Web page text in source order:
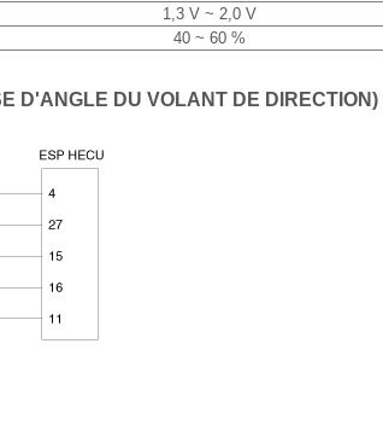
1,3 V ~ 2,0 V
40 ~ 60 %
D'ANGLE DU VOLANT DE DIRECTION)